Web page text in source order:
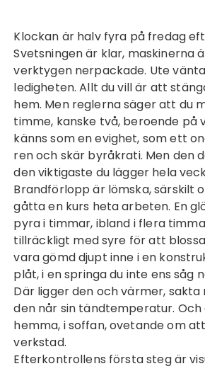
Klockan är halv fyra på fredag eftermiddag.
Svetsningen är klar, maskinerna
verktygen nerpackade. Ute
ledigheten. Allt du vill är att
hem. Men reglerna säger att du
timme, kanske två, beroende på
känns som en evighet, som ett
ren och skär byråkrati. Men den
den viktigaste du lägger hela
Brandförlopp är lömska, särskilt
gåtta en kurs heta arbeten. En
pyra i timmar, ibland i flera
tillräckligt med syre för att
vara gömd djupt inne i en
plåt, i en springa du inte ens såg
Där ligger den och värmer, sakta
den når sin tändtemperatur. Och
hemma, i soffan, ovetande om
verkstad.
Efterkontrollens första steg är